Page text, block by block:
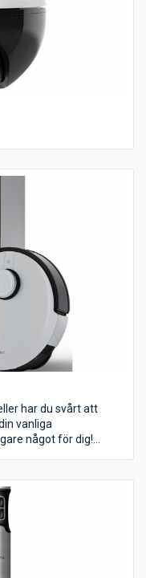
har du svårt att
vanliga
något för dig!
till din vanliga
till ett välstädat
gör dem väldigt bra